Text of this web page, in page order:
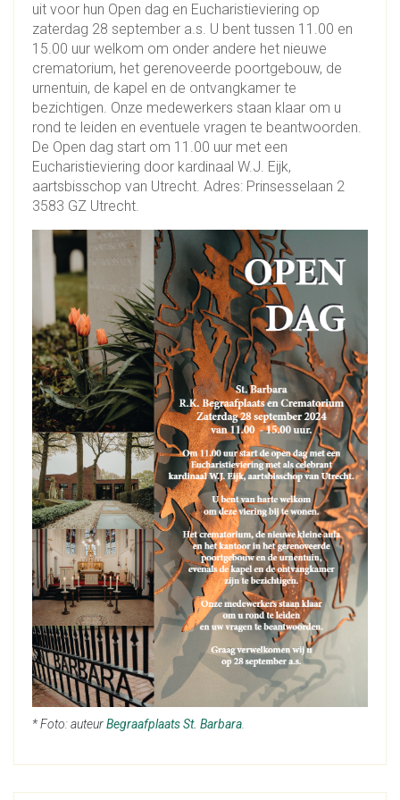
uit voor hun Open dag en Eucharistieviering op
zaterdag 28 september a.s. U bent tussen 11.00 en
15.00 uur welkom om onder andere het nieuwe
crematorium, het gerenoveerde poortgebouw, de
urnentuin, de kapel en de ontvangkamer te
bezichtigen. Onze medewerkers staan klaar om u
rond te leiden en eventuele vragen te beantwoorden.
De Open dag start om 11.00 uur met een
Eucharistieviering door kardinaal W.J. Eijk,
aartsbisschop van Utrecht. Adres: Prinsesselaan 2
3583 GZ Utrecht.
* Foto: auteurBegraafplaats St. Barbara.